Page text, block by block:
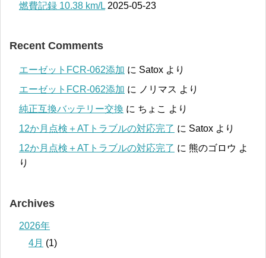
燃費記録 10.38 km/L 2025-05-23
Recent Comments
エーゼットFCR-062添加 に Satox より
エーゼットFCR-062添加 に ノリマス より
純正互換バッテリー交換 に ちょこ より
12か月点検＋ATトラブルの対応完了 に Satox より
12か月点検＋ATトラブルの対応完了 に 熊のゴロウ よ
り
Archives
2026年
4月 (1)